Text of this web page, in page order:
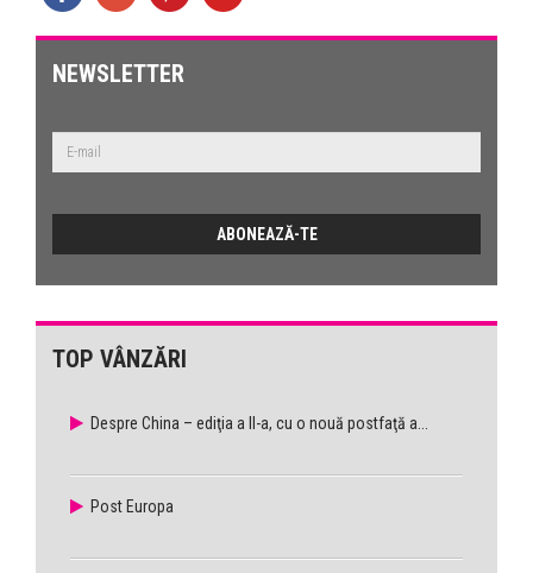
NEWSLETTER
TOP VÂNZĂRI
Despre China – ediţia a II-a, cu o nouă postfaţă a...
Post Europa